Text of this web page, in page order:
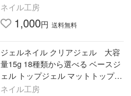
ネイル工房
1,000円 送料無料
ジェルネイル クリアジェル 大容
量15g 18種類から選べる ベースジ
ェル トップジェル マットトップ
ビジュージェ
ネイル工房